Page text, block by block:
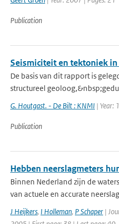
Publication
Seismiciteit en tektoniek in
De basis van dit rapport is
structureel
G. Houtgast. - De Bilt : KNMI | Year:
Publication
Hebben neerslagmeters
Binnen Nederland zijn de
van actuele en accurate
J Heijkers, I Holleman, P Schaper |